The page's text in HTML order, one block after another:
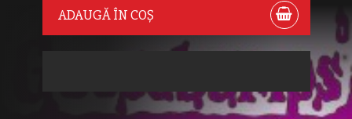
ADAUGĂ ÎN COȘ